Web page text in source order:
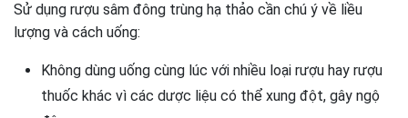
Sử dụng rượu sâm đông trùng hạ thảo cần chú ý về liều
lượng và cách uống:
Không dùng uống cùng lúc với nhiều loại rượu hay rượu
thuốc khác vì các dược liệu có thể xung đột, gây ngộ